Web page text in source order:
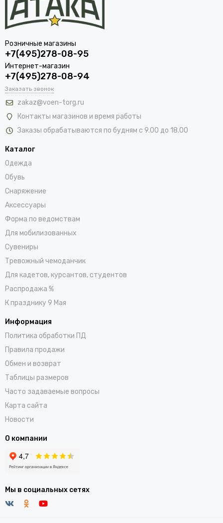
Розничные магазины
+7(495)278-08-95
Интернет-магазин
+7(495)278-08-94
Заказать звонок
zakaz@voen-torg.ru
Контакты магазинов и время работы
Заказы обрабатываются по будням с 9.00 до 18.00
Каталог
Одежда
Обувь
Снаряжение
Аксессуары
Форма по ведомствам
Для мобилизованных
Сувениры
Тревожный чемоданчик
Для кадетов, курсантов, студентов
Распродажа %
К празднику 9 Мая
Информация
Политика обработки ПД
Правила продажи
Обмен и возврат
Таблицы размеров
Часто задаваемые вопросы
Карта сайта
Новости
О компании
Мы в социальных сетях